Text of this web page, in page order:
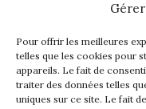
Pour offrir les meilleures
telles que les cookies pour
appareils. Le fait de
traiter des données telles
uniques sur ce site. Le fait
contact@ahavocats.fr